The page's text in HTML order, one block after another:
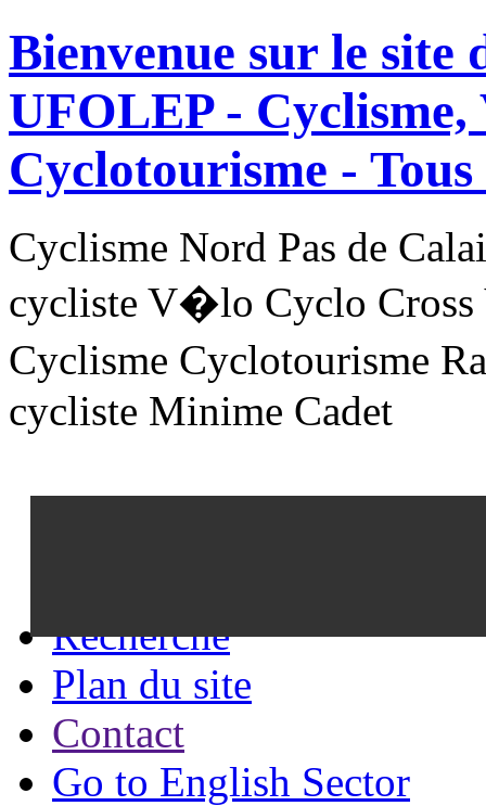
Bienvenue sur le site
UFOLEP -
Cyclotourisme -
Cyclisme Nord Pas de
cycliste V�lo Cyclo Cross
Cyclisme Cyclotourisme
cycliste Minime Cadet
Recherche
Plan du site
Contact
Go to English Sector